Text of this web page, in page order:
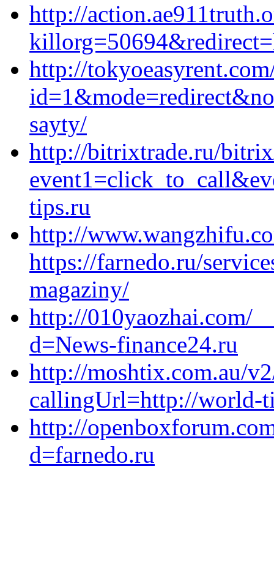
http://
http://
sayty/
http://bitrixtrade.ru/
tips.ru
http://
https://farnedo.ru/
magaziny/
http://010yaozhai.com/
d=News-finance24.ru
http://moshtix.com.au/
callingUrl=http://world-
http://
d=farnedo.ru